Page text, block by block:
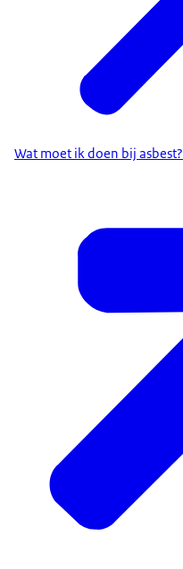
Wat moet ik doen bij asbest?